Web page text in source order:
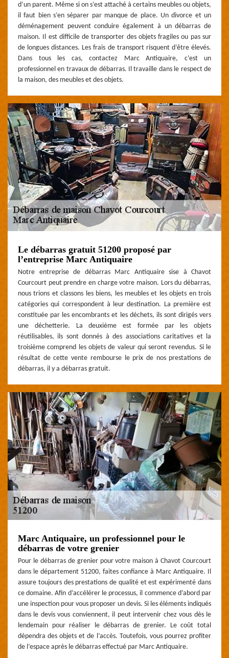
d’un parent. Même si on s’est attaché à certains meubles ou objets,
il faut bien s’en séparer par manque de place. Un divorce et un
déménagement peuvent conduire également à un débarras de
maison. Il est difficile de transporter des objets fragiles ou pas sur
de longues distances. Les frais de transport risquent d’être élevés.
Dans tous les cas, contactez Marc Antiquaire, c’est un
professionnel en travaux de débarras. Il travaille dans le respect de
la maison, des meubles et des objets.
Le débarras gratuit 51200 proposé par
l’entreprise Marc Antiquaire
Notre entreprise de débarras Marc Antiquaire sise à Chavot
Courcourt peut prendre en charge votre maison. Lors du débarras,
nous trions et classons les biens, les meubles et les objets en trois
catégories qui correspondent à leur destination. La première est
constituée par les encombrants et les déchets, ils sont dirigés vers
une déchetterie. La deuxième est formée par les objets
réutilisables, ils sont donnés à des associations caritatives et la
troisième comprend les objets de valeur qui seront revendus. Si le
résultat de cette vente rembourse le prix de nos prestations de
débarras, il y a débarras gratuit.
Marc Antiquaire, un professionnel pour le
débarras de votre grenier
Pour le débarras de grenier pour votre maison à Chavot Courcourt
dans le département 51200, faites confiance à Marc Antiquaire. Il
assure toujours des prestations de qualité et est expérimenté dans
ce domaine. Afin d’accélérer le processus, il commence d’abord par
une inspection pour vous proposer un devis. Si les éléments indiqués
dans le devis vous conviennent, il peut intervenir chez vous dès le
lendemain pour réaliser le débarras de grenier. Le coût total
dépendra des objets et de l’accès. Toutefois, vous pourrez profiter
de l’espace après le débarras effectué par Marc Antiquaire.